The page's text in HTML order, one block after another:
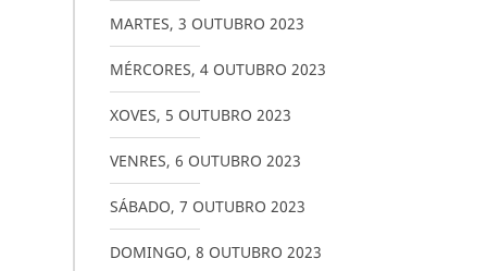
MARTES, 3 OUTUBRO 2023
MÉRCORES, 4 OUTUBRO 2023
XOVES, 5 OUTUBRO 2023
VENRES, 6 OUTUBRO 2023
SÁBADO, 7 OUTUBRO 2023
DOMINGO, 8 OUTUBRO 2023